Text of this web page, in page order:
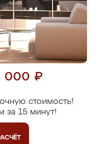
000 ₽
стоимость!
за 15 минут!